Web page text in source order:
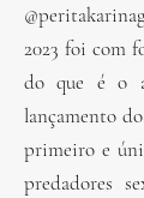
2023 foi com
do que é o
lançamento
primeiro e
predadores